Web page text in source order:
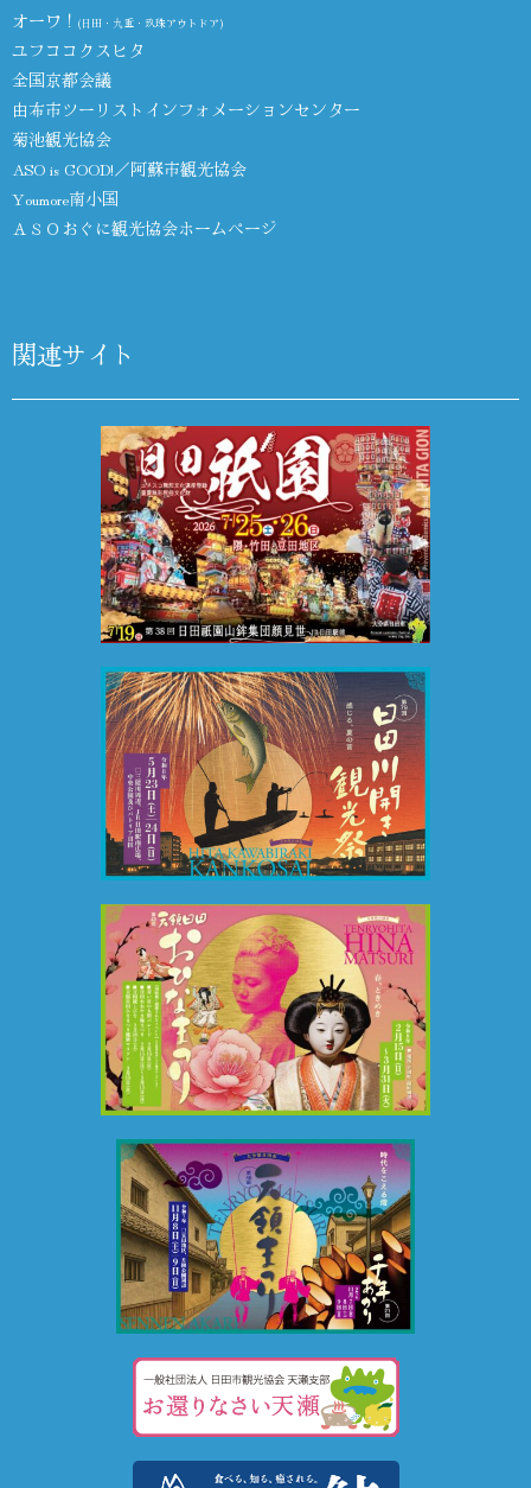
オーワ！ (日田・九重・玖珠アウトドア)
ユフココクスヒタ
全国京都会議
由布市ツーリストインフォメーションセンター
菊池観光協会
ASO is GOOD!／阿蘇市観光協会
Youmore南小国
ＡＳＯおぐに観光協会ホームページ
関連サイト